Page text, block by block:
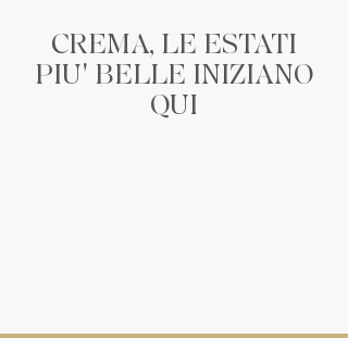
CREMA, LE ESTATI
PIU' BELLE INIZIANO
QUI